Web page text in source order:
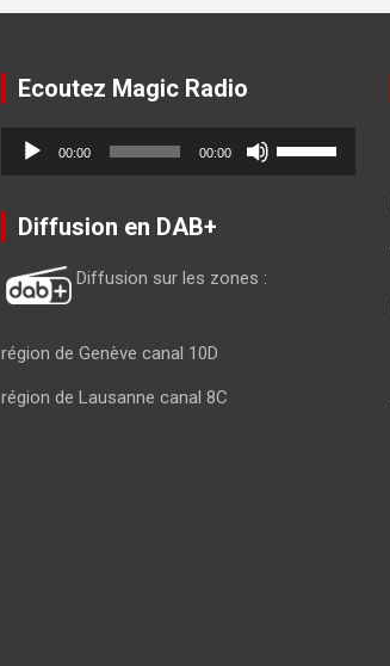
Ecoutez Magic Radio
Lecteur
audio
00:00 00:00
Diffusion en DAB+
Diffusion sur les zones :
région de Genève canal 10D
région de Lausanne canal 8C